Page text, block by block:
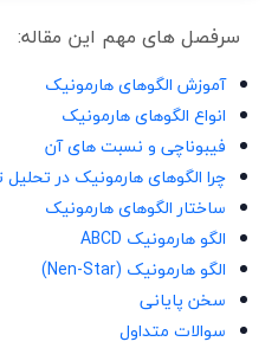
سرفصل های مهم این مقاله:
آموزش الگوهای هارمونیک
انواع الگوهای هارمونیک
فیبوناچی و نسبت های آن
چرا الگوهای هارمونیک در
ساختار الگوهای هارمونیک
الگو هارمونیک ABCD
الگو هارمونیک (Nen-Star)
سخن پایانی
سوالات متداول